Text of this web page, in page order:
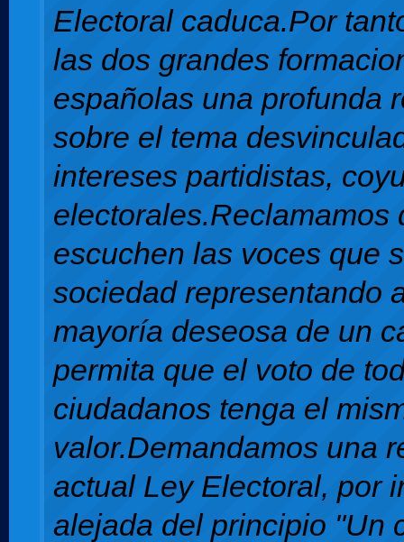
Electoral caduca.Por
las dos grandes
españolas una profunda
sobre el tema
intereses partidistas,
electorales.Reclamamos
escuchen las voces que
sociedad representando
mayoría deseosa de un
permita que el voto de
ciudadanos tenga el
valor.Demandamos una
actual Ley Electoral, por
alejada del principio "Un